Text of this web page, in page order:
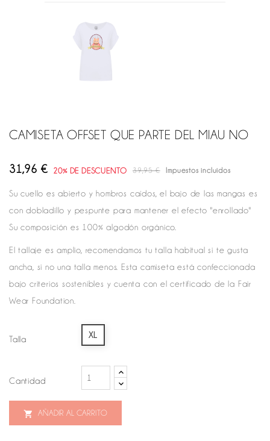
CAMISETA OFFSET QUE PARTE DEL MIAU NO
31,96 € 20% DE DESCUENTO 39,95 € Impuestos incluidos
Su cuello es abierto y hombros caídos, el bajo de las mangas es
con dobladillo y pespunte para mantener el efecto "enrollado"
Su composición es 100% algodón orgánico.
El tallaje es amplio, recomendamos tu talla habitual si te gusta
ancha, si no una talla menos. Esta camiseta está confeccionada
bajo criterios sostenibles y cuenta con el certificado de la Fair
Wear Foundation.
Talla XL
Cantidad
 AÑADIR AL CARRITO